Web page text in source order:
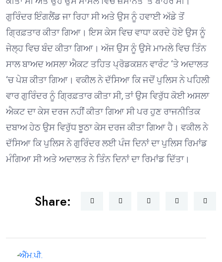
ਗੁਰਿੰਦਰ ਇੰਗਲੈਂਡ ਜਾ ਰਿਹਾ ਸੀ ਅਤੇ ਉਸ ਨੂੰ ਹਵਾਈ ਅੱਡੇ ਤੋਂ
ਗ੍ਰਿਫ਼ਤਾਰ ਕੀਤਾ ਗਿਆ। ਇਸ ਕੇਸ ਵਿਚ ਵਾਧਾ ਕਰਦੇ ਹੋਏ ਉਸ ਨੂੰ
ਜੇਲ੍ਹ ਵਿਚ ਬੰਦ ਕੀਤਾ ਗਿਆ। ਅੱਜ ਉਸ ਨੂੰ ਉਸੇ ਮਾਮਲੇ ਵਿਚ ਤਿੰਨ
ਸਾਲ ਬਾਅਦ ਅਸਲਾ ਐਕਟ ਤਹਿਤ ਪ੍ਰੋਡਕਸ਼ਨ ਵਾਰੰਟ ‘ਤੇ ਅਦਾਲਤ
‘ਚ ਪੇਸ਼ ਕੀਤਾ ਗਿਆ। ਵਕੀਲ ਨੇ ਦੱਸਿਆ ਕਿ ਜਦੋਂ ਪੁਲਿਸ ਨੇ ਪਹਿਲੀ
ਵਾਰ ਗੁਰਿੰਦਰ ਨੂੰ ਗ੍ਰਿਫ਼ਤਾਰ ਕੀਤਾ ਸੀ, ਤਾਂ ਉਸ ਵਿਰੁੱਧ ਕੋਈ ਅਸਲਾ
ਐਕਟ ਦਾ ਕੇਸ ਦਰਜ ਨਹੀਂ ਕੀਤਾ ਗਿਆ ਸੀ ਪਰ ਹੁਣ ਰਾਜਨੀਤਿਕ
ਦਬਾਅ ਹੇਠ ਉਸ ਵਿਰੁੱਧ ਝੂਠਾ ਕੇਸ ਦਰਜ ਕੀਤਾ ਗਿਆ ਹੈ। ਵਕੀਲ ਨੇ
ਦੱਸਿਆ ਕਿ ਪੁਲਿਸ ਨੇ ਗੁਰਿੰਦਰ ਲਈ ਪੰਜ ਦਿਨਾਂ ਦਾ ਪੁਲਿਸ ਰਿਮਾਂਡ
ਮੰਗਿਆ ਸੀ ਅਤੇ ਅਦਾਲਤ ਨੇ ਤਿੰਨ ਦਿਨਾਂ ਦਾ ਰਿਮਾਂਡ ਦਿੱਤਾ।
Share: